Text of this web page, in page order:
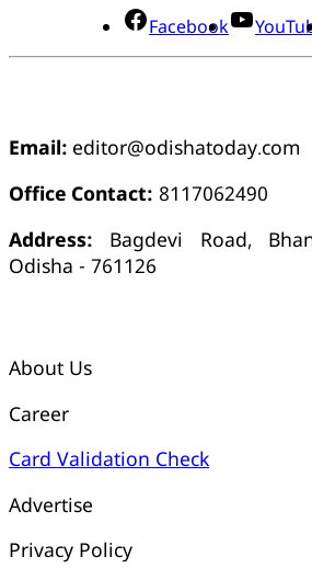
Facebook
Email: editor@odishatoday.com
Office Contact: 8117062490
Address: Bagdevi Road,
Odisha - 761126
About Us
Career
Card Validation Check
Advertise
Privacy Policy